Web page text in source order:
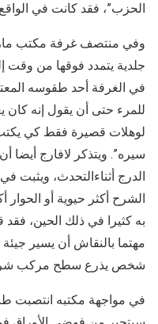
الحزب”، فقد كانت في
وفي منتصف غرفة مكتب
جلدية يتمدد فوقها من وقت
في الغرفة أحد طقوسه
للمرء حتى أن يقول إنه
لوهلات قصيرة فقط كي يكتب
سيره”. ويتذكر لافارج
الدرج أثناءالتحدث، ويثبت
الشرح أكثر حيوية أو الحوار
به كثيرا في ذلك الحين، فقد
مهتما بالنقاش أن يسير
شخص يذرع سطح مركب
في مواجهة مكتبه انتصبت